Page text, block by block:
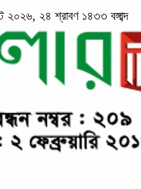
২৪ শ্রাবণ ১৪৩৩ বঙ্গাব্দ